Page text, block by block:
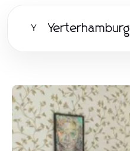
Y Yerterhamburg